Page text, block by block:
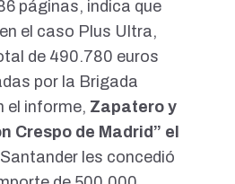
páginas, indica que
el caso Plus Ultra,
de 490.780 euros
por la Brigada
el informe, Zapatero y
Crespo de Madrid” el
les concedió